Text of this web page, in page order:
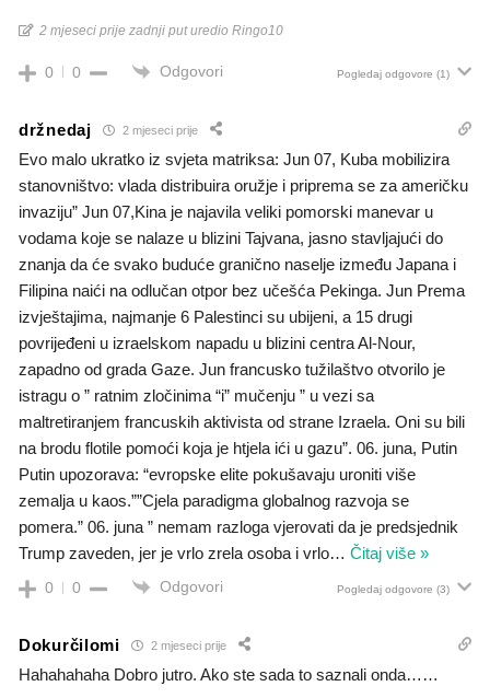
2 mjeseci prije zadnji put uredio Ringo10
0 0 Odgovori Pogledaj odgovore (1)
držnedaj 2 mjeseci prije
Evo malo ukratko iz svjeta matriksa: Jun 07, Kuba mobilizira
stanovništvo: vlada distribuira oružje i priprema se za američku
invaziju” Jun 07,Kina je najavila veliki pomorski manevar u
vodama koje se nalaze u blizini Tajvana, jasno stavljajući do
znanja da će svako buduće granično naselje između Japana i
Filipina naići na odlučan otpor bez učešća Pekinga. Jun Prema
izvještajima, najmanje 6 Palestinci su ubijeni, a 15 drugi
povrijeđeni u izraelskom napadu u blizini centra Al-Nour,
zapadno od grada Gaze. Jun francusko tužilaštvo otvorilo je
istragu o ” ratnim zločinima “i” mučenju ” u vezi sa
maltretiranjem francuskih aktivista od strane Izraela. Oni su bili
na brodu flotile pomoći koja je htjela ići u gazu”. 06. juna, Putin
Putin upozorava: “evropske elite pokušavaju uroniti više
zemalja u kaos.””Cjela paradigma globalnog razvoja se
pomera.” 06. juna ” nemam razloga vjerovati da je predsjednik
Trump zaveden, jer je vrlo zrela osoba i vrlo… Čitaj više »
0 0 Odgovori Pogledaj odgovore (3)
Dokurčilomi 2 mjeseci prije
Hahahahaha Dobro jutro. Ako ste sada to saznali onda……